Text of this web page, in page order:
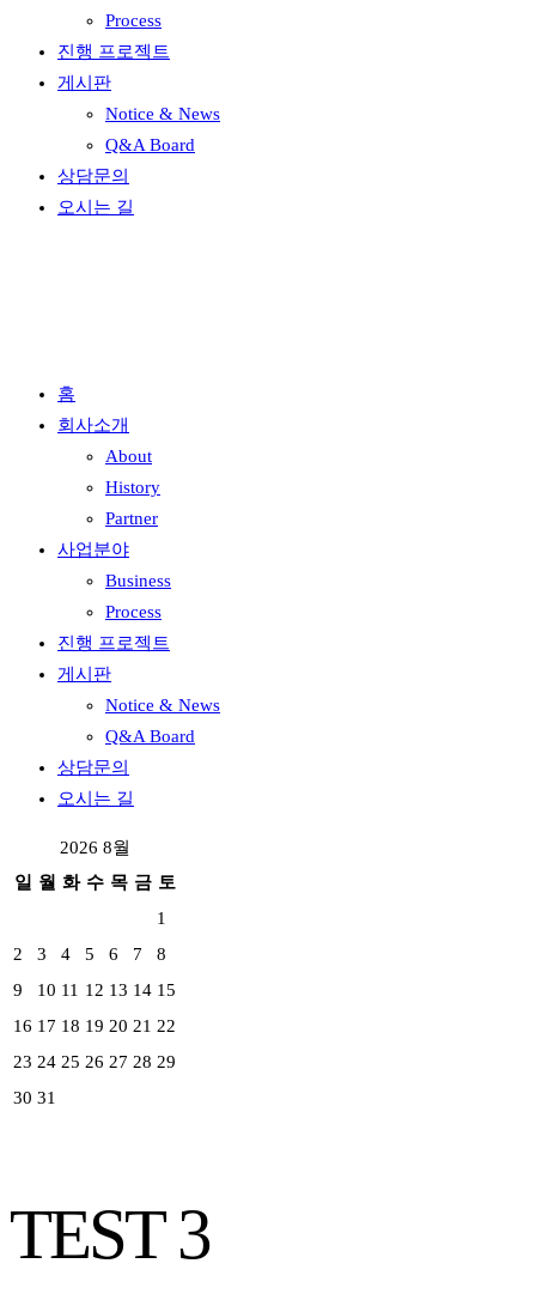
Process
진행 프로젝트
게시판
Notice & News
Q&A Board
상담문의
오시는 길
홈
회사소개
About
History
Partner
사업분야
Business
Process
진행 프로젝트
게시판
Notice & News
Q&A Board
상담문의
오시는 길
2026 8월
일 월 화 수 목 금 토
1
2
3 4 5 6 7
8
9
10 11 12 13 14 15
16 17 18 19 20 21 22
23 24 25 26 27 28 29
30 31
TEST 3